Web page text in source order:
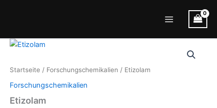
Startseite / Forschungschemikalien / Etizolam
Forschungschemikalien
Etizolam